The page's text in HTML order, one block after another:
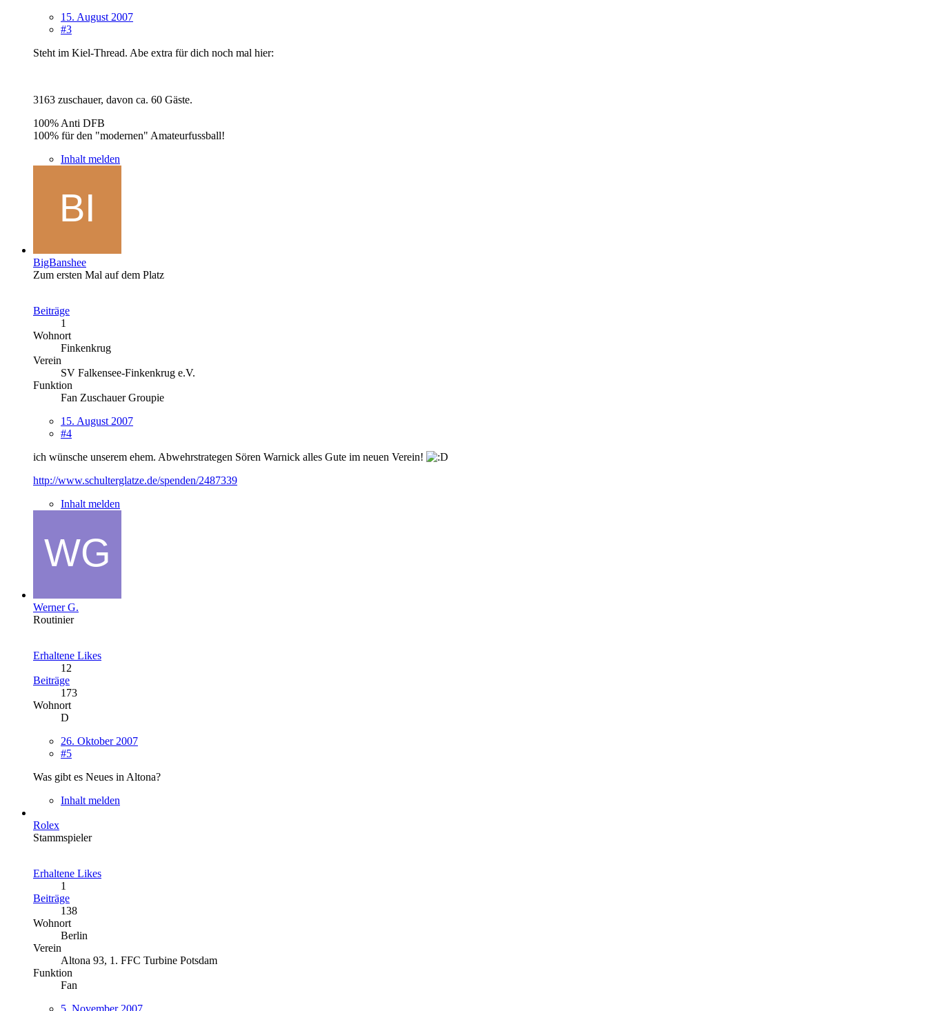
15. August 2007
#3
Steht im Kiel-Thread. Abe extra für dich noch mal hier:
3163 zuschauer, davon ca. 60 Gäste.
100% Anti DFB
100% für den "modernen" Amateurfussball!
Inhalt melden
BigBanshee
Zum ersten Mal auf dem Platz
Beiträge
1
Wohnort
Finkenkrug
Verein
SV Falkensee-Finkenkrug e.V.
Funktion
Fan Zuschauer Groupie
15. August 2007
#4
ich wünsche unserem ehem. Abwehrstrategen Sören Warnick alles Gute im neuen Verein!
http://www.schulterglatze.de/spenden/2487339
Inhalt melden
Werner G.
Routinier
Erhaltene Likes
12
Beiträge
173
Wohnort
D
26. Oktober 2007
#5
Was gibt es Neues in Altona?
Inhalt melden
Rolex
Stammspieler
Erhaltene Likes
1
Beiträge
138
Wohnort
Berlin
Verein
Altona 93, 1. FFC Turbine Potsdam
Funktion
Fan
5. November 2007